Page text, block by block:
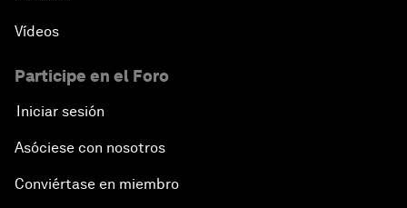
Vídeos
Participe en el Foro
Iniciar sesión
Asóciese con nosotros
Conviértase en miembro